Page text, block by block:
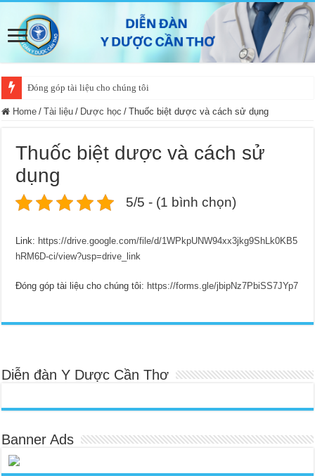
Đóng góp tài liệu cho chúng tôi
Home / Tài liệu / Dược học / Thuốc biệt dược và cách sử dụng
Thuốc biệt dược và cách sử
dụng
5/5 - (1 bình chọn)
Link: https://drive.google.com/file/d/1WPkpUNW94xx3jkg9ShLk0KB5
hRM6D-ci/view?usp=drive_link
Đóng góp tài liệu cho chúng tôi: https://forms.gle/jbipNz7PbiSS7JYp7
Diễn đàn Y Dược Cần Thơ
Banner Ads